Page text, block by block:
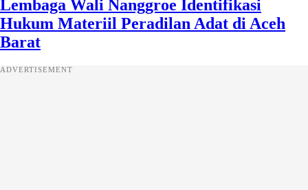
Lembaga Wali Nanggroe Identifikasi
Hukum Materiil Peradilan Adat di Aceh
Barat
ADVERTISEMENT